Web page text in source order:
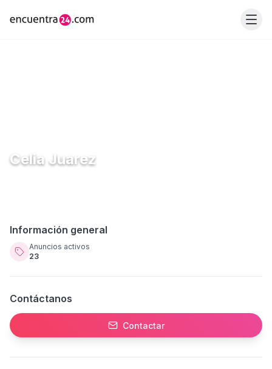
Celia Juarez
Información general
Anuncios activos
23
Contáctanos
Contactar